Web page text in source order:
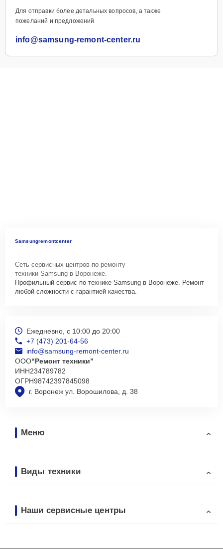
Для отправки более детальных вопросов, а также
пожеланий и предложений
info@samsung-remont-center.ru
Samsungremontcenter
Сеть сервисных центров по ремонту
техники Samsung в Воронеже.
Профильный сервис по технике Samsung в Воронеже. Ремонт
любой сложности с гарантией качества.
г. Воронеж ул. Ворошилова, д. 38
Ежедневно, с 10:00 до 20:00
+7 (473) 201-64-56
info@samsung-remont-center.ru
ООО“Ремонт техники”
ИНН234789782
ОГРН98742397845098
Меню
Виды техники
Наши сервисные центры